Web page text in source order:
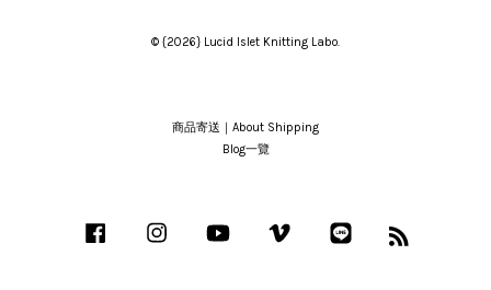
© {2026} Lucid Islet Knitting Labo.
商品寄送｜About Shipping
Blog一覽
Facebook Instagram YouTube